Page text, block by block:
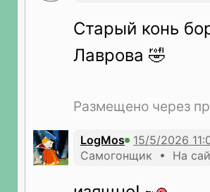
Старый конь
Лаврова 🤣
Размещено через
LogMos
Самогонщик • На